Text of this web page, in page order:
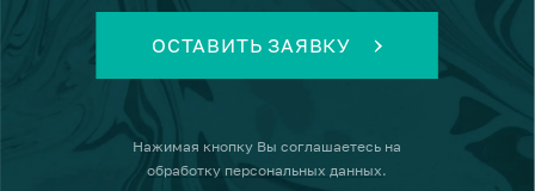
ОСТАВИТЬ ЗАЯВКУ
Нажимая кнопку Вы соглашаетесь на
обработку персональных данных.